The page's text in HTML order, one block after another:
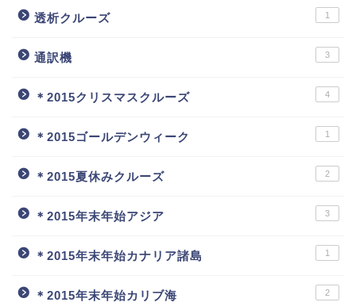
透析クルーズ 1
通訳機 3
＊2015クリスマスクルーズ 4
＊2015ゴールデンウィーク 1
＊2015夏休みクルーズ 2
＊2015年末年始アジア 3
＊2015年末年始カナリア諸島 1
＊2015年末年始カリブ海 2